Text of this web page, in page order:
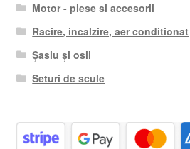
Motor - piese si accesorii
Racire, incalzire, aer conditionat
Șasiu și osii
Seturi de scule